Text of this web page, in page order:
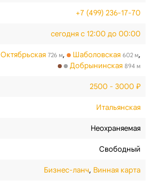
+7 (499) 236-17-70
сегодня с 12:00 до 00:00
Октябрьская 726 м, Шаболовская 602 м,
Добрынинская 894 м
2500 - 3000 ₽
Итальянская
Неохраняемая
Свободный
Бизнес-ланч, Винная карта